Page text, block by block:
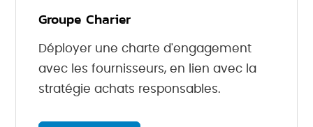
Groupe Charier
Déployer une charte d'engagement
avec les fournisseurs, en lien avec la
stratégie achats responsables.